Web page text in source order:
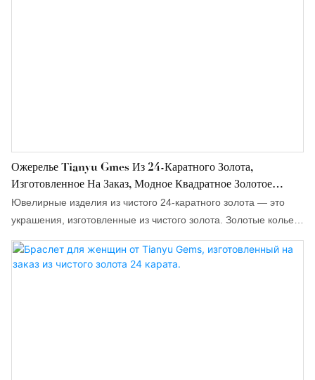
Ожерелье Tianyu Gmes Из 24-Каратного Золота,
Изготовленное На Заказ, Модное Квадратное Золотое
Ожерелье.
Ювелирные изделия из чистого 24-каратного золота — это
украшения, изготовленные из чистого золота. Золотые колье
использованием новых технологий производства золотых
украшений, таких как золото 5G, и соответствуют популярным